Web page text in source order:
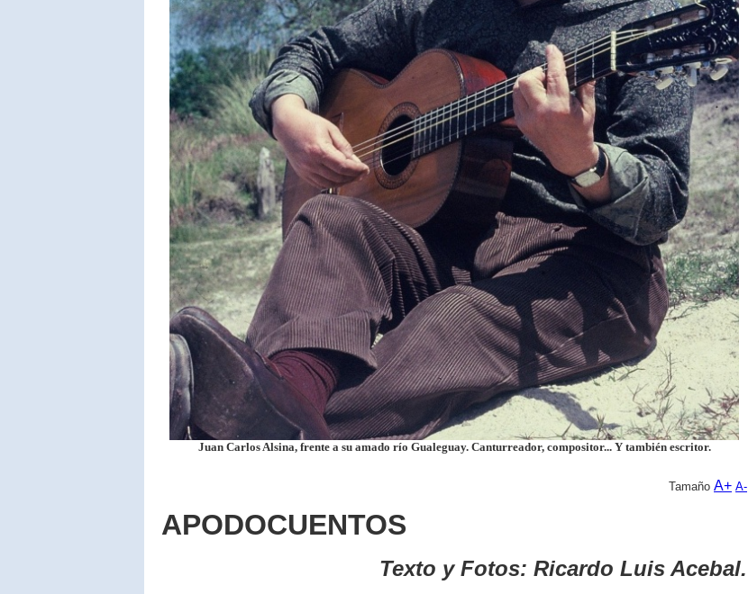
Juan Carlos Alsina, frente a su amado río Gualeguay. Canturreador, compositor... Y también escritor.
Tamaño A+ A-
APODOCUENTOS
Texto y Fotos: Ricardo Luis Acebal.